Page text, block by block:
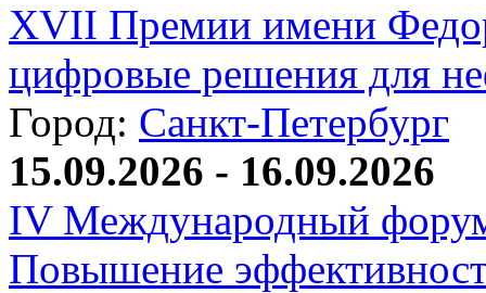
XVII Премии имени
цифровые решения для
Город: Санкт-Петербург
15.09.2026 - 16.09.2026
IV Международный
Повышение